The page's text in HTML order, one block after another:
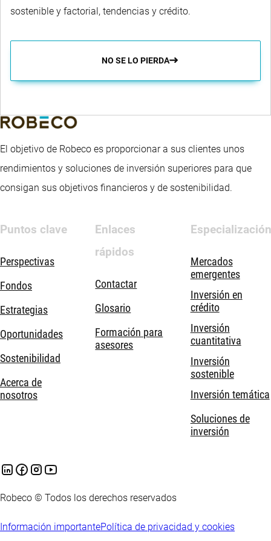
sostenible y factorial, tendencias y crédito.
NO SE LO PIERDA
El objetivo de Robeco es proporcionar a sus clientes unos
rendimientos y soluciones de inversión superiores para que
consigan sus objetivos financieros y de sostenibilidad.
Puntos clave
Perspectivas
Fondos
Estrategias
Oportunidades
Sostenibilidad
Acerca de
nosotros
Enlaces
rápidos
Contactar
Glosario
Formación para
asesores
Especialización
Mercados
emergentes
Inversión en
crédito
Inversión
cuantitativa
Inversión
sostenible
Inversión temática
Soluciones de
inversión
Robeco © Todos los derechos reservados
Información importantePolítica de privacidad y cookies